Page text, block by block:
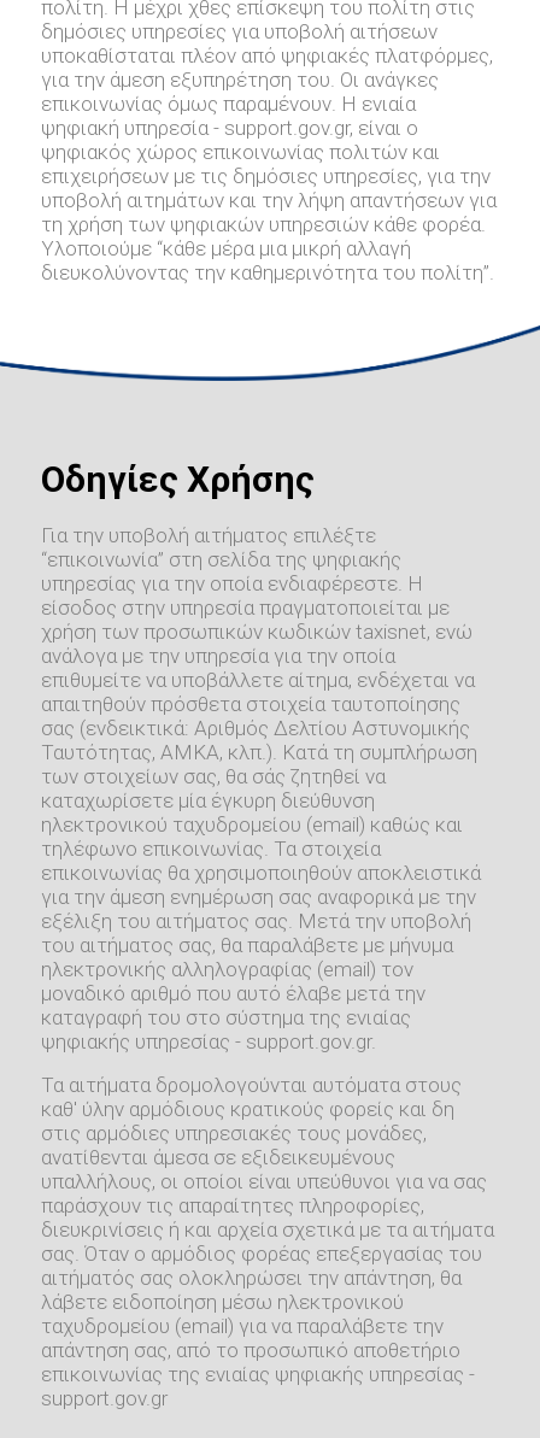
πολίτη. Η μέχρι χθες επίσκεψη του πολίτη στις
δημόσιες υπηρεσίες για υποβολή αιτήσεων
υποκαθίσταται πλέον από ψηφιακές πλατφόρμες,
για την άμεση εξυπηρέτηση του. Οι ανάγκες
επικοινωνίας όμως παραμένουν. Η ενιαία
ψηφιακή υπηρεσία - support.gov.gr, είναι ο
ψηφιακός χώρος επικοινωνίας πολιτών και
επιχειρήσεων με τις δημόσιες υπηρεσίες, για την
υποβολή αιτημάτων και την λήψη απαντήσεων για
τη χρήση των ψηφιακών υπηρεσιών κάθε φορέα.
Υλοποιούμε “κάθε μέρα μια μικρή αλλαγή
διευκολύνοντας την καθημερινότητα του πολίτη”.
Οδηγίες Χρήσης
Για την υποβολή αιτήματος επιλέξτε
“επικοινωνία” στη σελίδα της ψηφιακής
υπηρεσίας για την οποία ενδιαφέρεστε. Η
είσοδος στην υπηρεσία πραγματοποιείται με
χρήση των προσωπικών κωδικών taxisnet, ενώ
ανάλογα με την υπηρεσία για την οποία
επιθυμείτε να υποβάλλετε αίτημα, ενδέχεται να
απαιτηθούν πρόσθετα στοιχεία ταυτοποίησης
σας (ενδεικτικά: Αριθμός Δελτίου Αστυνομικής
Ταυτότητας, ΑΜΚΑ, κλπ.). Κατά τη συμπλήρωση
των στοιχείων σας, θα σάς ζητηθεί να
καταχωρίσετε μία έγκυρη διεύθυνση
ηλεκτρονικού ταχυδρομείου (email) καθώς και
τηλέφωνο επικοινωνίας. Τα στοιχεία
επικοινωνίας θα χρησιμοποιηθούν αποκλειστικά
για την άμεση ενημέρωση σας αναφορικά με την
εξέλιξη του αιτήματος σας. Μετά την υποβολή
του αιτήματος σας, θα παραλάβετε με μήνυμα
ηλεκτρονικής αλληλογραφίας (email) τον
μοναδικό αριθμό που αυτό έλαβε μετά την
καταγραφή του στο σύστημα της ενιαίας
ψηφιακής υπηρεσίας - support.gov.gr.
Τα αιτήματα δρομολογούνται αυτόματα στους
καθ' ύλην αρμόδιους κρατικούς φορείς και δη
στις αρμόδιες υπηρεσιακές τους μονάδες,
ανατίθενται άμεσα σε εξιδεικευμένους
υπαλλήλους, οι οποίοι είναι υπεύθυνοι για να σας
παράσχουν τις απαραίτητες πληροφορίες,
διευκρινίσεις ή και αρχεία σχετικά με τα αιτήματα
σας. Όταν ο αρμόδιος φορέας επεξεργασίας του
αιτήματός σας ολοκληρώσει την απάντηση, θα
λάβετε ειδοποίηση μέσω ηλεκτρονικού
ταχυδρομείου (email) για να παραλάβετε την
απάντηση σας, από το προσωπικό αποθετήριο
επικοινωνίας της ενιαίας ψηφιακής υπηρεσίας -
support.gov.gr